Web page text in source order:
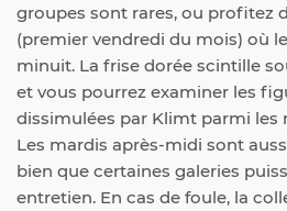
groupes sont rares, ou profitez
(premier vendredi du mois) où
minuit. La frise dorée scintille
et vous pourrez examiner les
dissimulées par Klimt parmi
Les mardis après-midi sont
bien que certaines galeries
entretien. En cas de foule, la